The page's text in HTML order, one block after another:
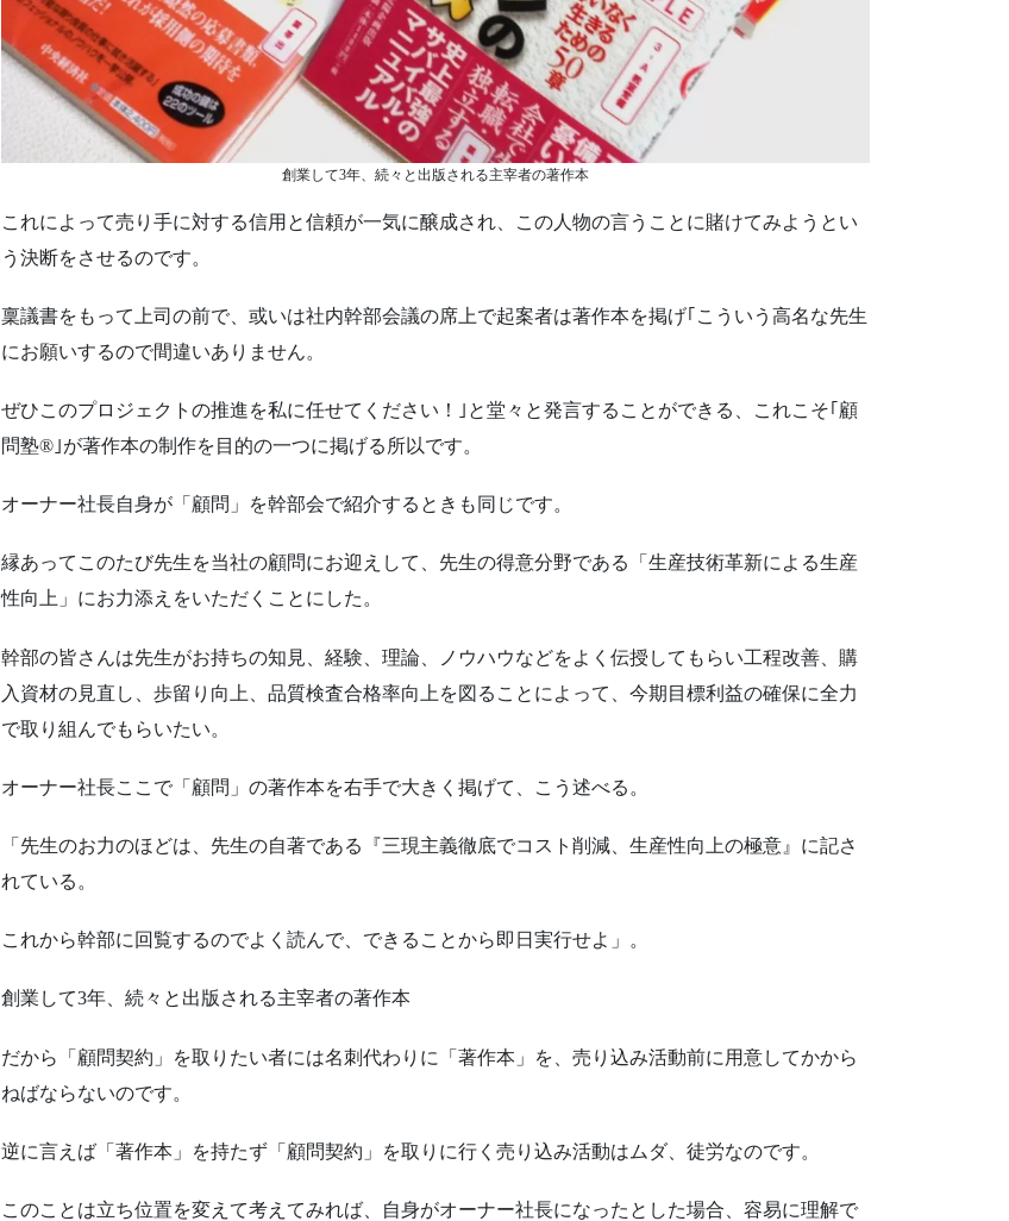
創業して3年、続々と出版される主宰者の著作本
これによって売り手に対する信用と信頼が一気に醸成され、この人物の言うことに賭けてみようとい
う決断をさせるのです。
稟議書をもって上司の前で、或いは社内幹部会議の席上で起案者は著作本を掲げ｢こういう高名な先生
にお願いするので間違いありません。
ぜひこのプロジェクトの推進を私に任せてください！｣と堂々と発言することができる、これこそ｢顧
問塾®｣が著作本の制作を目的の一つに掲げる所以です。
オーナー社長自身が「顧問」を幹部会で紹介するときも同じです。
縁あってこのたび先生を当社の顧問にお迎えして、先生の得意分野である「生産技術革新による生産
性向上」にお力添えをいただくことにした。
幹部の皆さんは先生がお持ちの知見、経験、理論、ノウハウなどをよく伝授してもらい工程改善、購
入資材の見直し、歩留り向上、品質検査合格率向上を図ることによって、今期目標利益の確保に全力
で取り組んでもらいたい。
オーナー社長ここで「顧問」の著作本を右手で大きく掲げて、こう述べる。
「先生のお力のほどは、先生の自著である『三現主義徹底でコスト削減、生産性向上の極意』に記さ
れている。
これから幹部に回覧するのでよく読んで、できることから即日実行せよ」。
創業して3年、続々と出版される主宰者の著作本
だから「顧問契約」を取りたい者には名刺代わりに「著作本」を、売り込み活動前に用意してかから
ねばならないのです。
逆に言えば「著作本」を持たず「顧問契約」を取りに行く売り込み活動はムダ、徒労なのです。
このことは立ち位置を変えて考えてみれば、自身がオーナー社長になったとした場合、容易に理解で